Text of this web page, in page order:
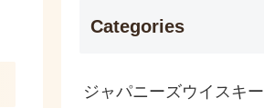
Categories
ジャパニーズウイスキー